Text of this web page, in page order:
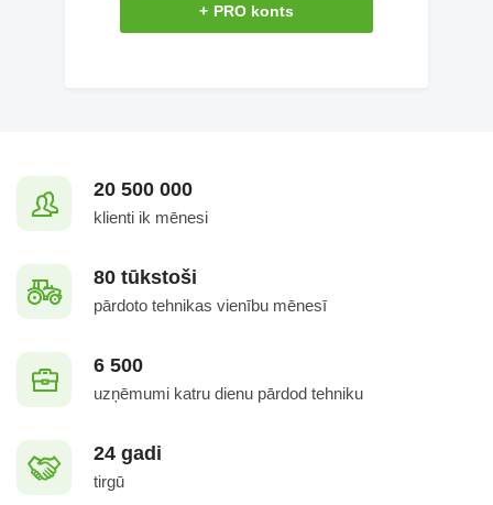
+ PRO konts
20 500 000
klienti ik mēnesi
80 tūkstoši
pārdoto tehnikas vienību mēnesī
6 500
uzņēmumi katru dienu pārdod tehniku
24 gadi
tirgū